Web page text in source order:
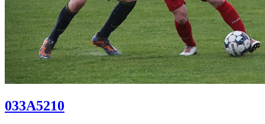
033A5210